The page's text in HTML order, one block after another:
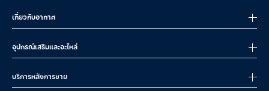
เกี่ยวกับอากาศ
อุปกรณ์เสริมและอะไหล่
บริการหลังการขาย